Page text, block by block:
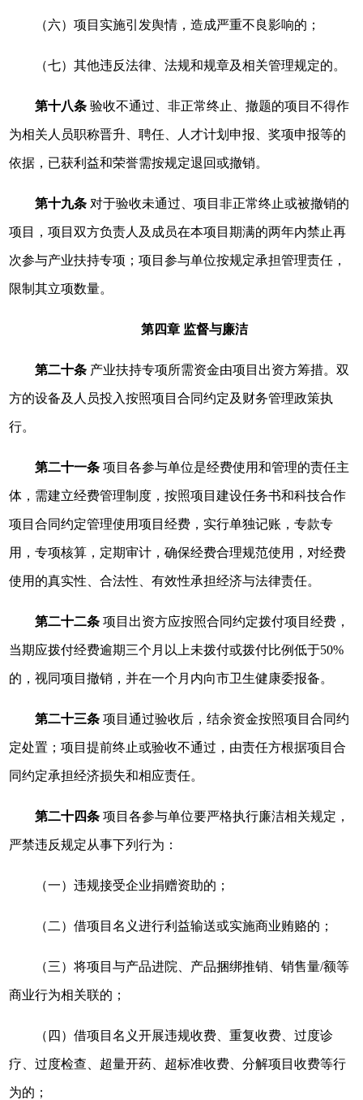
（六）项目实施引发舆情，造成严重不良影响的；
（七）其他违反法律、法规和规章及相关管理规定的。
第十八条 验收不通过、非正常终止、撤题的项目不得作
为相关人员职称晋升、聘任、人才计划申报、奖项申报等的
依据，已获利益和荣誉需按规定退回或撤销。
第十九条 对于验收未通过、项目非正常终止或被撤销的
项目，项目双方负责人及成员在本项目期满的两年内禁止再
次参与产业扶持专项；项目参与单位按规定承担管理责任，
限制其立项数量。
第四章 监督与廉洁
第二十条 产业扶持专项所需资金由项目出资方筹措。双
方的设备及人员投入按照项目合同约定及财务管理政策执
行。
第二十一条 项目各参与单位是经费使用和管理的责任主
体，需建立经费管理制度，按照项目建设任务书和科技合作
项目合同约定管理使用项目经费，实行单独记账，专款专
用，专项核算，定期审计，确保经费合理规范使用，对经费
使用的真实性、合法性、有效性承担经济与法律责任。
第二十二条 项目出资方应按照合同约定拨付项目经费，
当期应拨付经费逾期三个月以上未拨付或拨付比例低于50%
的，视同项目撤销，并在一个月内向市卫生健康委报备。
第二十三条 项目通过验收后，结余资金按照项目合同约
定处置；项目提前终止或验收不通过，由责任方根据项目合
同约定承担经济损失和相应责任。
第二十四条 项目各参与单位要严格执行廉洁相关规定，
严禁违反规定从事下列行为：
（一）违规接受企业捐赠资助的；
（二）借项目名义进行利益输送或实施商业贿赂的；
（三）将项目与产品进院、产品捆绑推销、销售量/额等
商业行为相关联的；
（四）借项目名义开展违规收费、重复收费、过度诊
疗、过度检查、超量开药、超标准收费、分解项目收费等行
为的；